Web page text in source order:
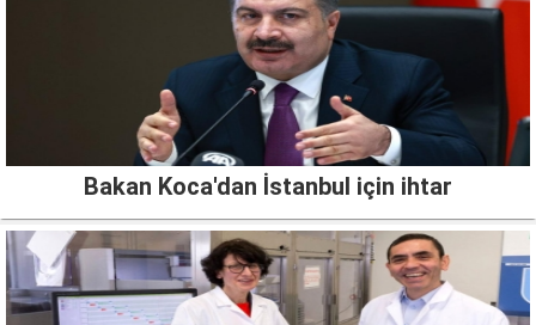
Bakan Koca'dan İstanbul için ihtar